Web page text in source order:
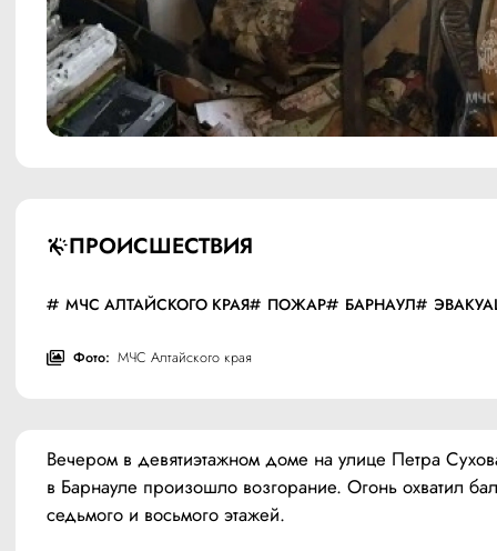
ПРОИСШЕСТВИЯ
МЧС АЛТАЙСКОГО КРАЯ ПОЖАР БАРНАУЛ
Фото: МЧС Алтайского края
Вечером в девятиэтажном доме на улице Петра
в Барнауле произошло возгорание. Огонь охватил
седьмого и восьмого этажей.